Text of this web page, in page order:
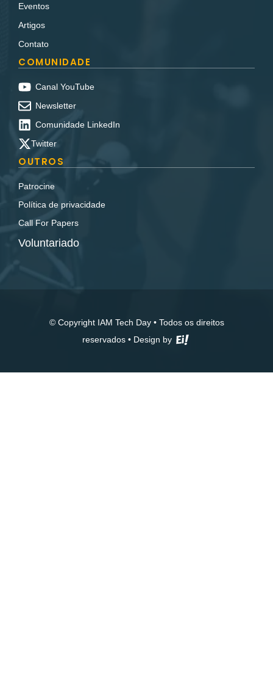
Eventos
Artigos
Contato
COMUNIDADE
Canal YouTube
Newsletter
Comunidade LinkedIn
Twitter
OUTROS
Patrocine
Política de privacidade
Call For Papers
Voluntariado
© Copyright IAM Tech Day • Todos os direitos
reservados • Design by